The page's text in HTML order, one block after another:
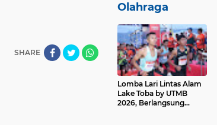
SHARE
Olahraga
Lomba Lari Lintas Alam
Lake Toba by UTMB
2026, Berlangsung